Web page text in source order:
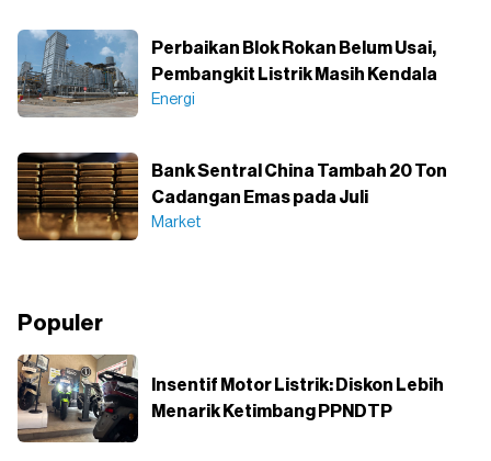
Perbaikan Blok Rokan Belum Usai,
Pembangkit Listrik Masih Kendala
Energi
Bank Sentral China Tambah 20 Ton
Cadangan Emas pada Juli
Market
Populer
Insentif Motor Listrik: Diskon Lebih
Menarik Ketimbang PPNDTP